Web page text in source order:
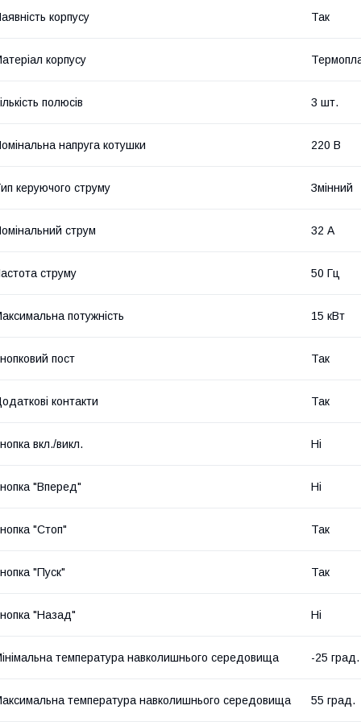
корпусу Так
корпусу
полюсів 3 шт.
напруга котушки 220 В
керуючого струму Змінний
струм 32 А
струму 50 Гц
потужність 15 кВт
пост Так
контакти Так
вкл./викл. Ні
"Вперед" Ні
"Стоп" Так
"Пуск" Так
"Назад" Ні
температура навколишнього середовища -25 град.
температура навколишнього середовища 55 град.